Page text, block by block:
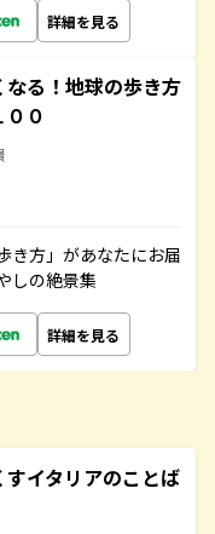
詳細を見る
る！地球の歩き方
０
き方」があなたにお届
しの絶景集
詳細を見る
イタリアのことば